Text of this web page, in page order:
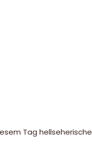
Tag hellseherische